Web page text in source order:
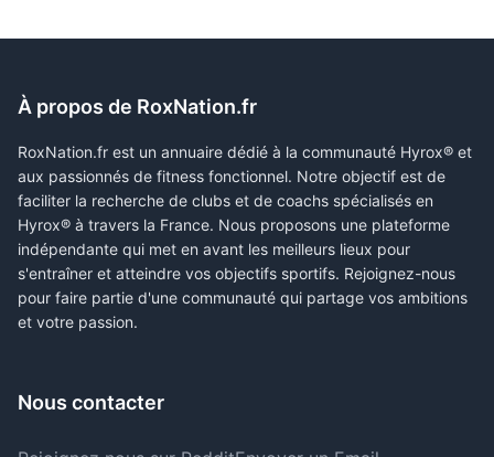
À propos de RoxNation.fr
RoxNation.fr est un annuaire dédié à la communauté Hyrox® et
aux passionnés de fitness fonctionnel. Notre objectif est de
faciliter la recherche de clubs et de coachs spécialisés en
Hyrox® à travers la France. Nous proposons une plateforme
indépendante qui met en avant les meilleurs lieux pour
s'entraîner et atteindre vos objectifs sportifs. Rejoignez-nous
pour faire partie d'une communauté qui partage vos ambitions
et votre passion.
Nous contacter